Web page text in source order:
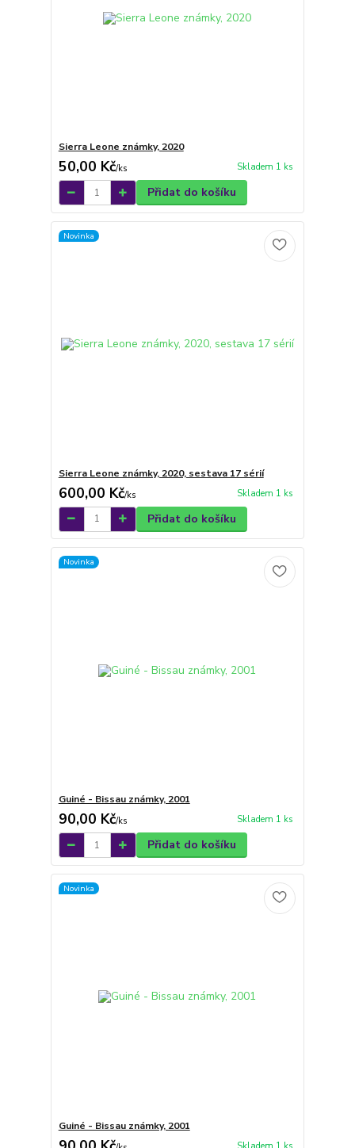
Sierra Leone známky, 2020
50,00 Kč/ks Skladem 1 ks
Přidat do košíku
Novinka
Sierra Leone známky, 2020, sestava 17 sérií
600,00 Kč/ks Skladem 1 ks
Přidat do košíku
Novinka
Guiné - Bissau známky, 2001
90,00 Kč/ks Skladem 1 ks
Přidat do košíku
Novinka
Guiné - Bissau známky, 2001